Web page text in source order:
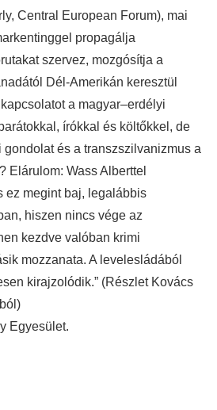
Central European Forum), mai
propagálja
szervez, mozgósítja a
Dél-Amerikán keresztül
a magyar–erdélyi
írókkal és költőkkel, de
gondolat és a transzszilvanizmus a
Elárulom: Wass Alberttel
ez megint baj, legalábbis
hiszen nincs vége az
kezdve valóban krimi
mozzanata. A levelesládából
kirajzolódik.” (Részlet Kovács
Egyesület.